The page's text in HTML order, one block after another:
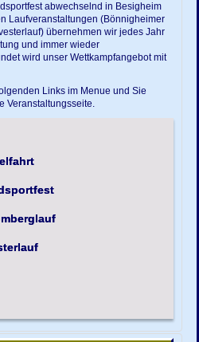
abwechselnd in Besigheim
Laufveranstaltungen (Bönnigheimer
übernehmen wir jedes Jahr
und immer wieder
wird unser Wettkampfangebot mit
Links im Menue und Sie
Veranstaltungsseite.